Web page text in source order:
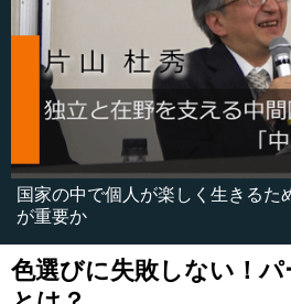
国家の中で個人が楽しく生きるた
が重要か
色選びに失敗しない！